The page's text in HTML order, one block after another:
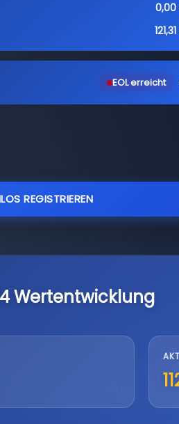
EOL erreicht
REGISTRIEREN
Wertentwicklung